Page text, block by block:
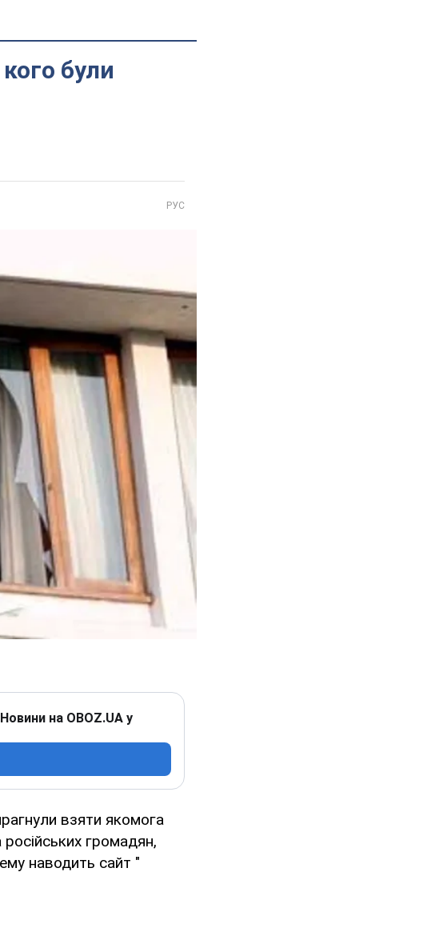
були
РУС
на OBOZ.UA у
взяти якомога
громадян,
наводить сайт "